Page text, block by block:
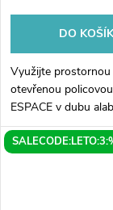
DO
Využijte prostornou
otevřenou
ESPACE v dubu
uspořádání svého
Skříňka o rozměrech